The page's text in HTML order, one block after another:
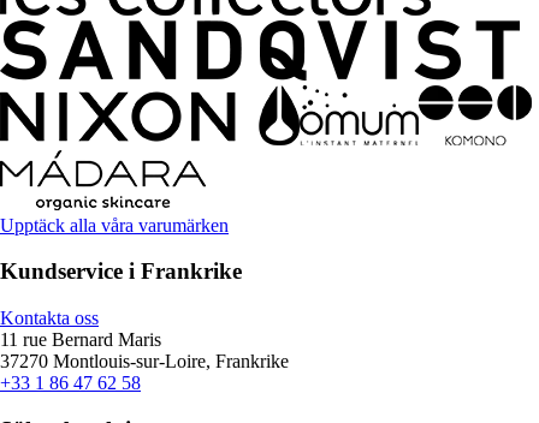
Upptäck alla våra varumärken
Kundservice i Frankrike
Kontakta oss
11 rue Bernard Maris
37270 Montlouis-sur-Loire, Frankrike
+33 1 86 47 62 58